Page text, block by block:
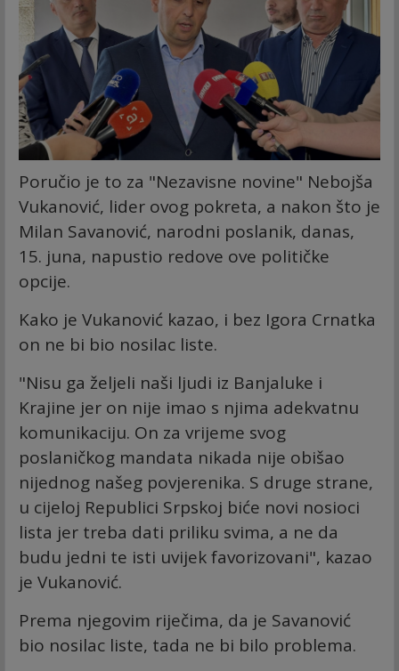
Poručio je to za "Nezavisne novine" Nebojša
Vukanović, lider ovog pokreta, a nakon što je
Milan Savanović, narodni poslanik, danas,
15. juna, napustio redove ove političke
opcije.
Kako je Vukanović kazao, i bez Igora Crnatka
on ne bi bio nosilac liste.
"Nisu ga željeli naši ljudi iz Banjaluke i
Krajine jer on nije imao s njima adekvatnu
komunikaciju. On za vrijeme svog
poslaničkog mandata nikada nije obišao
nijednog našeg povjerenika. S druge strane,
u cijeloj Republici Srpskoj biće novi nosioci
lista jer treba dati priliku svima, a ne da
budu jedni te isti uvijek favorizovani", kazao
je Vukanović.
Prema njegovim riječima, da je Savanović
bio nosilac liste, tada ne bi bilo problema.